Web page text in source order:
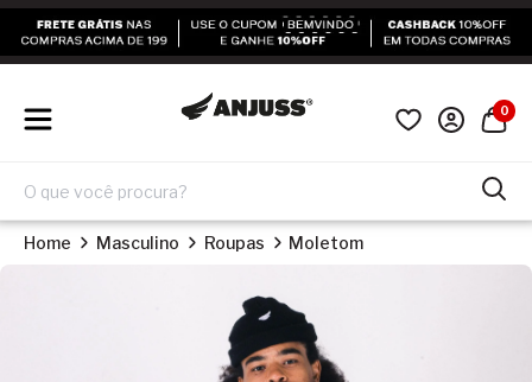
0
Home Masculino Roupas Moletom